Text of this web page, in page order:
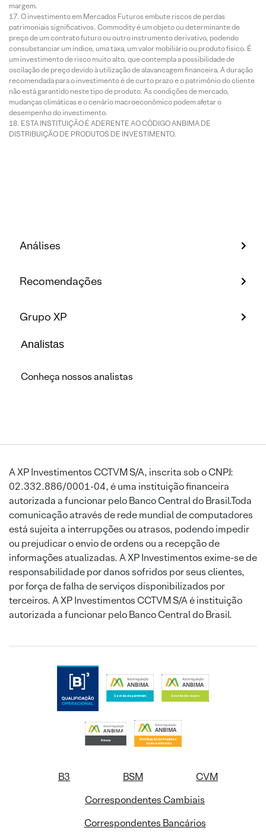
margem.
O investimento em Mercados Futuros embute riscos de perdas
patrimoniais significativos. Commodity é um objeto ou determinante de
preço de um contrato futuro ou outro instrumento derivativo, podendo
consubstanciar um índice, uma taxa, um valor mobiliário ou produto físico. É
um investimento de risco muito alto, que contempla a possibilidade de
oscilação de preço devido à utilização de alavancagem financeira. A duração
recomendada para o investimento é de curto prazo e o patrimônio do cliente
não está garantido neste tipo de produto. As condições de mercado,
mudanças climáticas e o cenário macroeconômico podem afetar o
desempenho do investimento.
ESTA INSTITUIÇÃO É ADERENTE AO CÓDIGO ANBIMA DE
DISTRIBUIÇÃO DE PRODUTOS DE INVESTIMENTO.
Análises
Recomendações
Grupo XP
Analistas
Conheça nossos analistas
A XP Investimentos CCTVM S/A, inscrita sob o CNPJ:
02.332.886/0001-04, é uma instituição financeira
autorizada a funcionar pelo Banco Central do Brasil.Toda
comunicação através de rede mundial de computadores
está sujeita a interrupções ou atrasos, podendo impedir
ou prejudicar o envio de ordens ou a recepção de
informações atualizadas. A XP Investimentos exime-se de
responsabilidade por danos sofridos por seus clientes,
por força de falha de serviços disponibilizados por
terceiros. A XP Investimentos CCTVM S/A é instituição
autorizada a funcionar pelo Banco Central do Brasil.
B3 BSM
CVM
Correspondentes Cambiais
Correspondentes Bancários